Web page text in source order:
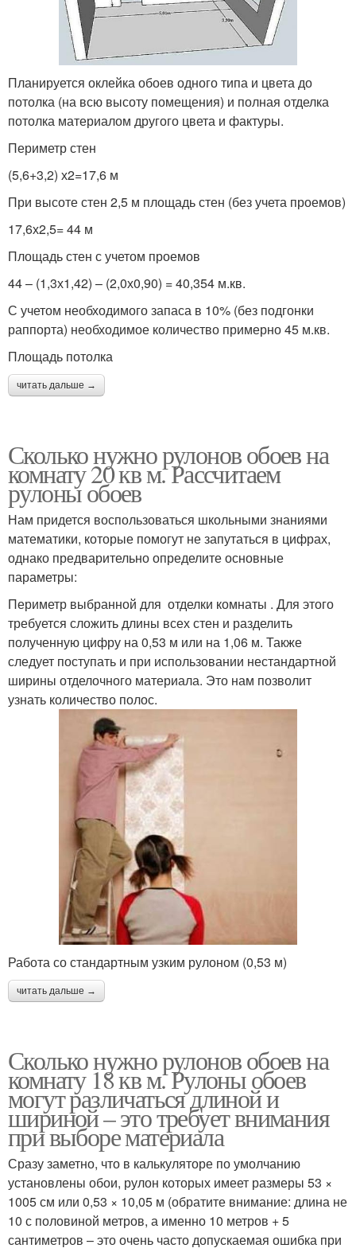
Планируется оклейка обоев одного типа и цвета до
потолка (на всю высоту помещения) и полная отделка
потолка материалом другого цвета и фактуры.
Периметр стен
(5,6+3,2) х2=17,6 м
При высоте стен 2,5 м площадь стен (без учета проемов)
17,6х2,5= 44 м
Площадь стен с учетом проемов
44 – (1,3х1,42) – (2,0х0,90) = 40,354 м.кв.
С учетом необходимого запаса в 10% (без подгонки
раппорта) необходимое количество примерно 45 м.кв.
Площадь потолка
читать дальше →
Сколько нужно рулонов обоев на
комнату 20 кв м. Рассчитаем
рулоны обоев
Нам придется воспользоваться школьными знаниями
математики, которые помогут не запутаться в цифрах,
однако предварительно определите основные
параметры:
Периметр выбранной для отделки комнаты . Для этого
требуется сложить длины всех стен и разделить
полученную цифру на 0,53 м или на 1,06 м. Также
следует поступать и при использовании нестандартной
ширины отделочного материала. Это нам позволит
узнать количество полос.
Работа со стандартным узким рулоном (0,53 м)
читать дальше →
Сколько нужно рулонов обоев на
комнату 18 кв м. Рулоны обоев
могут различаться длиной и
шириной – это требует внимания
при выборе материала
Сразу заметно, что в калькуляторе по умолчанию
установлены обои, рулон которых имеет размеры 53 ×
1005 см или 0,53 × 10,05 м (обратите внимание: длина не
10 с половиной метров, а именно 10 метров + 5
сантиметров – это очень часто допускаемая ошибка при